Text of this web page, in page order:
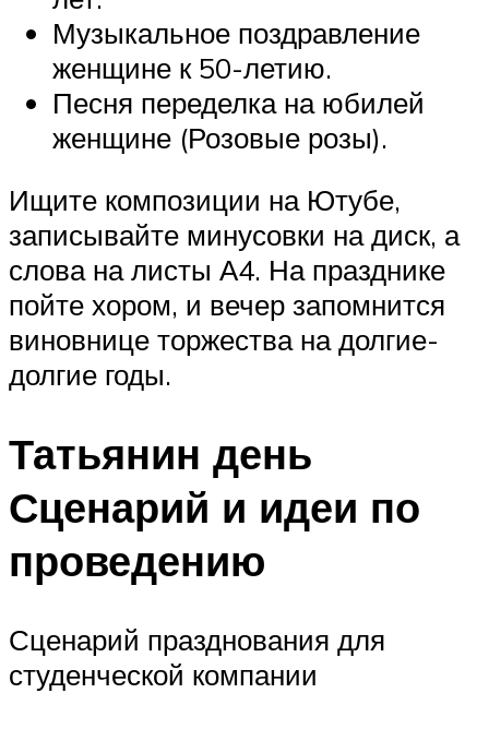
Музыкальное поздравление
женщине к 50-летию.
Песня переделка на юбилей
женщине (Розовые розы).
Ищите композиции на Ютубе,
записывайте минусовки на диск, а
слова на листы А4. На празднике
пойте хором, и вечер запомнится
виновнице торжества на долгие-
долгие годы.
Татьянин день
Сценарий и идеи по
проведению
Сценарий празднования для
студенческой компании